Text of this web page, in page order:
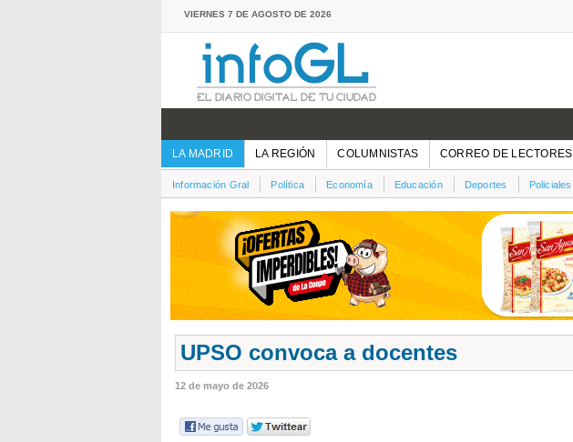
VIERNES 7 DE AGOSTO DE 2026
LA MADRID LA REGIÓN COLUMNISTAS CORREO DE LECTORES
Información Gral Política Economía Educación Deportes Policiales
UPSO convoca a docentes
12 de mayo de 2026